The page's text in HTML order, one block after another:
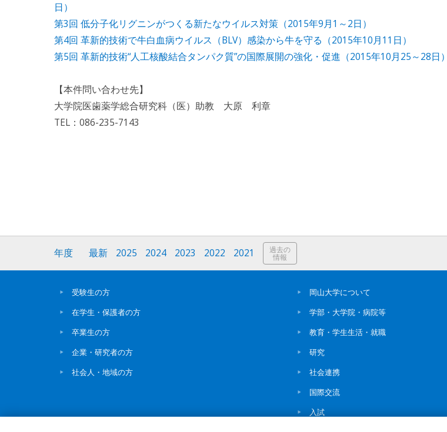
日）
第3回 低分子化リグニンがつくる新たなウイルス対策（2015年9月1～2日）
第4回 革新的技術で牛白血病ウイルス（BLV）感染から牛を守る（2015年10月11日）
第5回 革新的技術“人工核酸結合タンパク質”の国際展開の強化・促進（2015年10月25～28日）
【本件問い合わせ先】
大学院医歯薬学総合研究科（医）助教 大原 利章
TEL：086-235-7143
年度 最新 2025 2024 2023 2022 2021 過去の
情報
受験生の方
在学生・保護者の方
卒業生の方
企業・研究者の方
社会人・地域の方
岡山大学について
学部・大学院・病院等
教育・学生生活・就職
研究
社会連携
国際交流
入試